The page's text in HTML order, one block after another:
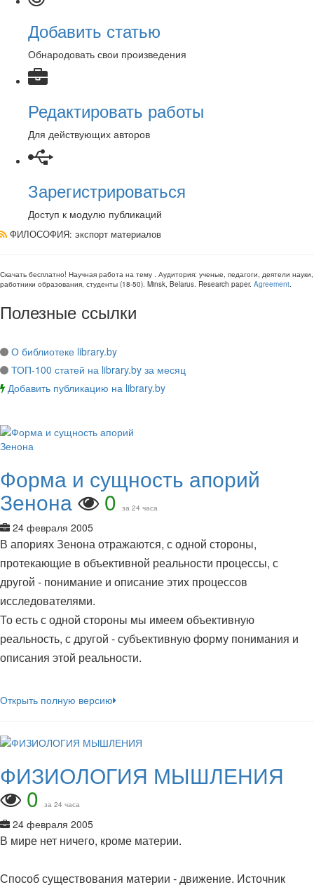
Добавить статью
Обнародовать свои произведения
Редактировать работы
Для действующих авторов
Зарегистрироваться
Доступ к модулю публикаций
ФИЛОСОФИЯ: экспорт материалов
Скачать бесплатно! Научная работа на тему . Аудитория: ученые, педагоги, деятели науки,
работники образования, студенты (18-50). Minsk, Belarus. Research paper. Agreement.
Полезные ссылки
О библиотеке library.by
ТОП-100 статей на library.by за месяц
Добавить публикацию на library.by
Форма и сущность апорий
Зенона 0 за 24 часа
24 февраля 2005
В апориях Зенона отражаются, с одной стороны,
протекающие в объективной реальности процессы, с
другой - понимание и описание этих процессов
исследователями.
То есть с одной стороны мы имеем объективную
реальность, с другой - субъективную форму понимания и
описания этой реальности.
Открыть полную версию
ФИЗИОЛОГИЯ МЫШЛЕНИЯ
0 за 24 часа
24 февраля 2005
В мире нет ничего, кроме материи.
Способ существования материи - движение. Источник